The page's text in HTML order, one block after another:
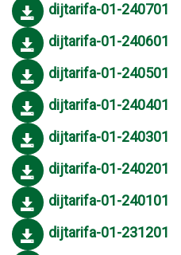
dijtarifa-01-240701
dijtarifa-01-240601
dijtarifa-01-240501
dijtarifa-01-240401
dijtarifa-01-240301
dijtarifa-01-240201
dijtarifa-01-240101
dijtarifa-01-231201